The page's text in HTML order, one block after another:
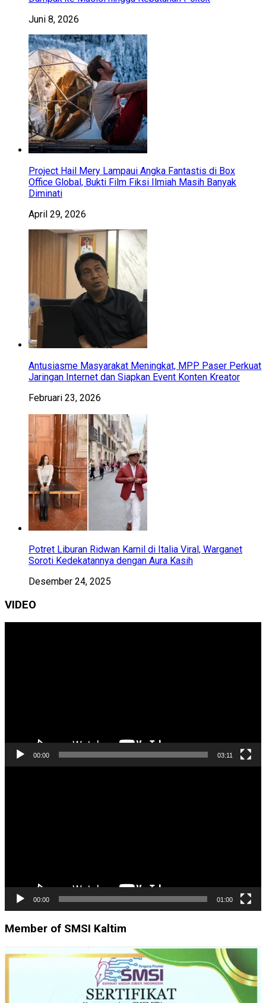
Juni 8, 2026
Project Hail Mery Lampaui Angka Fantastis di Box
Office Global, Bukti Film Fiksi Ilmiah Masih Banyak
Diminati
April 29, 2026
Antusiasme Masyarakat Meningkat, MPP Paser Perkuat
Jaringan Internet dan Siapkan Event Konten Kreator
Februari 23, 2026
Potret Liburan Ridwan Kamil di Italia Viral, Warganet
Soroti Kedekatannya dengan Aura Kasih
Desember 24, 2025
VIDEO
00:00 03:11
00:00 01:00
Member of SMSI Kaltim